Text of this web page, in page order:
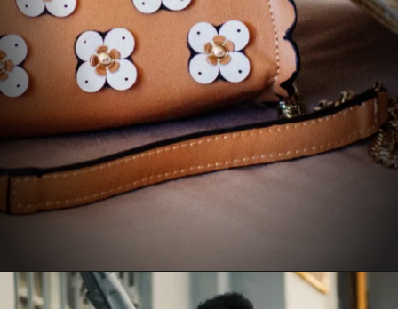
Opening